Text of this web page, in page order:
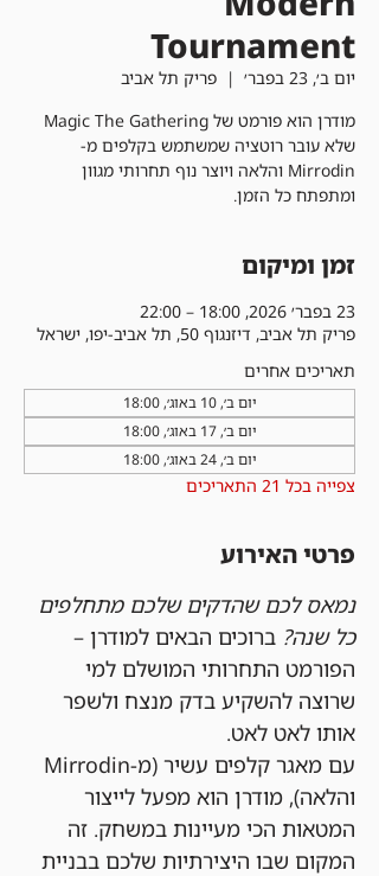
Tournament
יום ב׳, 23 בפבר׳
  |
פריק תל אביב
מודרן הוא פורמט של Magic The Gathering
שלא עובר רוטציה שמשתמש בקלפים מ-
Mirrodin והלאה ויוצר נוף תחרותי מגוון
ומתפתח כל הזמן.
זמן ומיקום
23 בפבר׳ 2026, 18:00 – 22:00
פריק תל אביב, דיזנגוף 50, תל אביב-יפו, ישראל
תאריכים אחרים
יום ב׳, 10 באוג׳, 18:00
יום ב׳, 17 באוג׳, 18:00
יום ב׳, 24 באוג׳, 18:00
צפייה בכל 21 התאריכים
פרטי האירוע
נמאס לכם שהדקים שלכם מתחלפים
כל שנה? ברוכים הבאים למודרן –
הפורמט התחרותי המושלם למי
שרוצה להשקיע בדק מנצח ולשפר
אותו לאט לאט.
והלאה), מודרן הוא מפעל לייצור
המטאות הכי מעיינות במשחק. זה
המקום שבו היצירתיות שלכם בבניית